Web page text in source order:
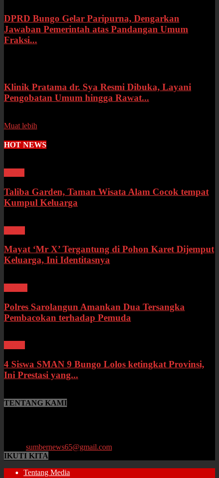
DPRD Bungo Gelar Paripurna, Dengarkan
Jawaban Pemerintah atas Pandangan Umum
Fraksi...
Klinik Pratama dr. Sya Resmi Dibuka, Layani
Pengobatan Umum hingga Rawat...
Muat lebih
HOT NEWS
Taliba Garden, Taman Wisata Alam Cocok tempat
Kumpul Keluarga
Mayat ‘Mr X’ Tergantung di Pohon Karet Dijemput
Keluarga, Ini Identitasnya
Polres Sarolangun Amankan Dua Tersangka
Pembacokan terhadap Pemuda
4 Siswa SMAN 9 Bungo Lolos ketingkat Provinsi,
Ini Prestasi yang...
TENTANG KAMI
sumbernews65@gmail.com
IKUTI KITA
Tentang Media